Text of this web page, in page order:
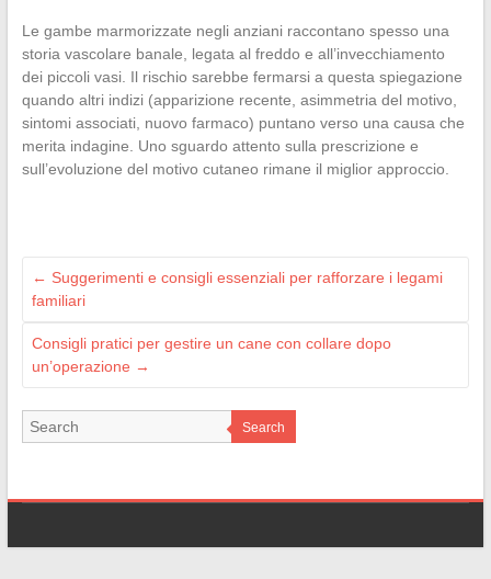
Le gambe marmorizzate negli anziani raccontano spesso una
storia vascolare banale, legata al freddo e all’invecchiamento
dei piccoli vasi. Il rischio sarebbe fermarsi a questa spiegazione
quando altri indizi (apparizione recente, asimmetria del motivo,
sintomi associati, nuovo farmaco) puntano verso una causa che
merita indagine. Uno sguardo attento sulla prescrizione e
sull’evoluzione del motivo cutaneo rimane il miglior approccio.
← Suggerimenti e consigli essenziali per rafforzare i legami
familiari
Consigli pratici per gestire un cane con collare dopo
un’operazione →
Search